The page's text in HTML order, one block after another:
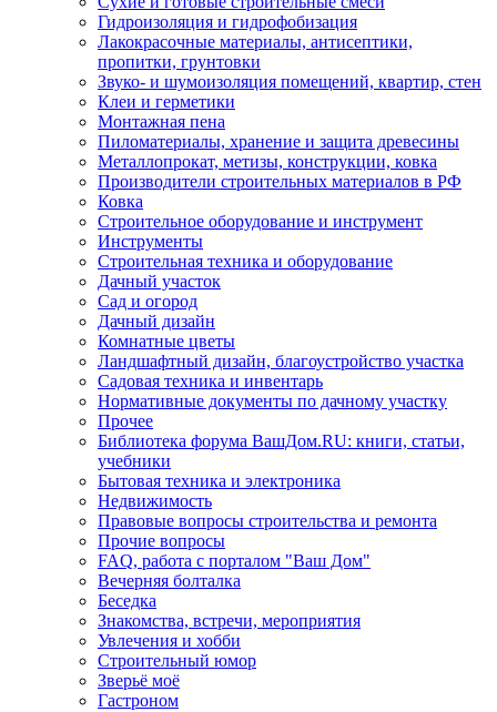
Гидроизоляция и гидрофобизация
Лакокрасочные материалы, антисептики,
пропитки, грунтовки
Звуко- и шумоизоляция помещений, квартир, стен
Клеи и герметики
Монтажная пена
Пиломатериалы, хранение и защита древесины
Металлопрокат, метизы, конструкции, ковка
Производители строительных материалов в РФ
Ковка
Строительное оборудование и инструмент
Инструменты
Строительная техника и оборудование
Дачный участок
Сад и огород
Дачный дизайн
Комнатные цветы
Ландшафтный дизайн, благоустройство участка
Садовая техника и инвентарь
Нормативные документы по дачному участку
Прочее
Библиотека форума ВашДом.RU: книги, статьи,
учебники
Бытовая техника и электроника
Недвижимость
Правовые вопросы строительства и ремонта
Прочие вопросы
FAQ, работа с порталом "Ваш Дом"
Вечерняя болталка
Беседка
Знакомства, встречи, мероприятия
Увлечения и хобби
Строительный юмор
Зверьё моё
Гастроном